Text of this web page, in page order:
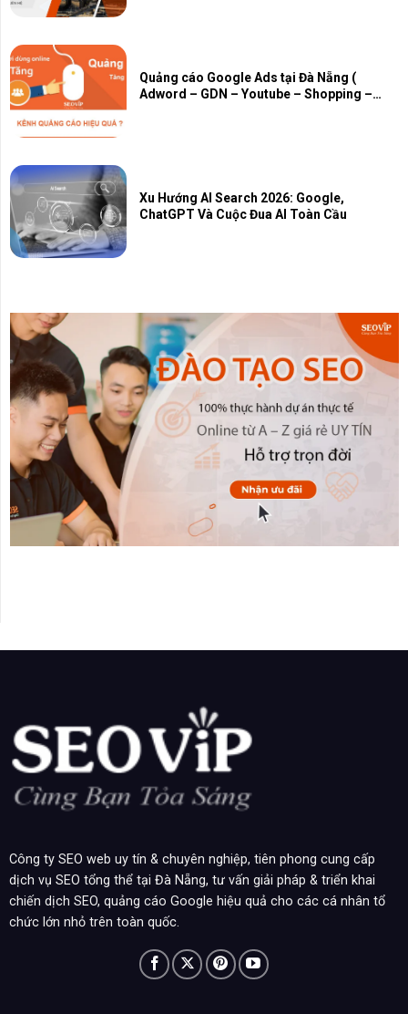
Quảng cáo Google Ads tại Đà Nẵng (
Adword – GDN – Youtube – Shopping –
Xu Hướng AI Search 2026: Google,
ChatGPT Và Cuộc Đua AI Toàn Cầu
Công ty SEO web uy tín & chuyên nghiệp, tiên phong cung cấp
dịch vụ SEO tổng thể tại Đà Nẵng, tư vấn giải pháp & triển khai
chiến dịch SEO, quảng cáo Google hiệu quả cho các cá nhân tổ
chức lớn nhỏ trên toàn quốc.